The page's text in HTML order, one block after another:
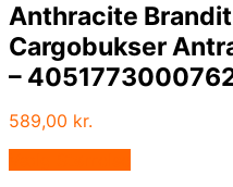
Anthracite
Cargobukser
–
589,00 kr.